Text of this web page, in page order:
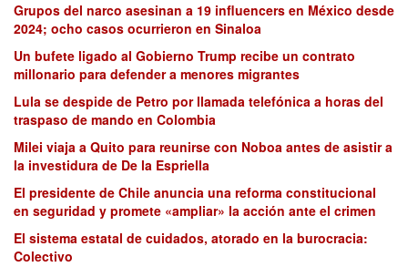
Grupos del narco asesinan a 19 influencers en México desde
2024; ocho casos ocurrieron en Sinaloa
Un bufete ligado al Gobierno Trump recibe un contrato
millonario para defender a menores migrantes
Lula se despide de Petro por llamada telefónica a horas del
traspaso de mando en Colombia
Milei viaja a Quito para reunirse con Noboa antes de asistir a
la investidura de De la Espriella
El presidente de Chile anuncia una reforma constitucional
en seguridad y promete «ampliar» la acción ante el crimen
El sistema estatal de cuidados, atorado en la burocracia:
Colectivo